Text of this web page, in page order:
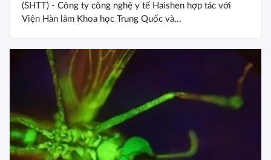
(SHTT) - Công ty công nghệ y tế Haishen hợp tác với
Viện Hàn lâm Khoa học Trung Quốc và...